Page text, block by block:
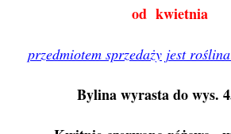
od kwietnia
przedmiotem sprzedaży jest
Bylina wyrasta do wys.